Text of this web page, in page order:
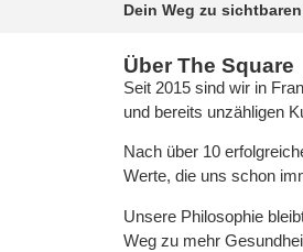
Dein Weg zu
Über The Square
Seit 2015 sind wir in
und bereits unzähligen
Nach über 10
Werte, die uns schon
Unsere Philosophie
Weg zu mehr